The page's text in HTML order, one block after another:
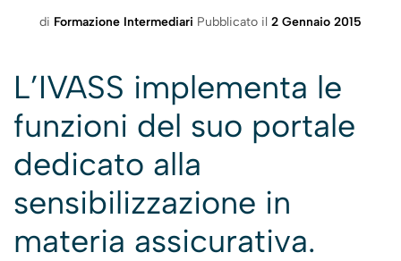
di Formazione Intermediari Pubblicato il 2 Gennaio 2015
L’IVASS implementa le
funzioni del suo portale
dedicato alla
sensibilizzazione in
materia assicurativa.